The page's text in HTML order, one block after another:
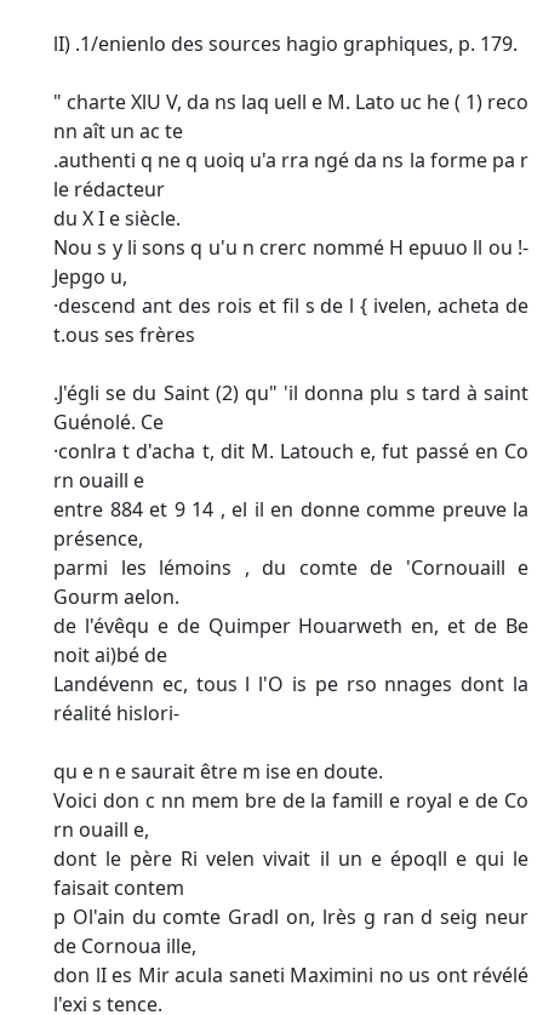
lI) .1/enienlo des sources hagio graphiques, p. 179.
" charte XlU V, da ns laq uell e M. Lato uc he ( 1) reco
nn aît un ac te
.authenti q ne q uoiq u'a rra ngé da ns la forme pa r
le rédacteur
du X I e siècle.
Nou s y li sons q u'u n crerc nommé H epuuo ll ou !-
Jepgo u,
·descend ant des rois et fil s de l { ivelen, acheta de
t.ous ses frères
.J'égli se du Saint (2) qu" 'il donna plu s tard à saint
Guénolé. Ce
·conlra t d'acha t, dit M. Latouch e, fut passé en Co
rn ouaill e
entre 884 et 9 14 , el il en donne comme preuve la
présence,
parmi les lémoins , du comte de 'Cornouaill e
Gourm aelon.
de l'évêqu e de Quimper Houarweth en, et de Be
noit ai)bé de
Landévenn ec, tous l l'O is pe rso nnages dont la
réalité hislori-
qu e n e saurait être m ise en doute.
Voici don c nn mem bre de la famill e royal e de Co
rn ouaill e,
dont le père Ri velen vivait il un e époqll e qui le
faisait contem­
p Ol'ain du comte Gradl on, lrès g ran d seig neur
de Cornoua ille,
don lI es Mir acula saneti Maximini no us ont révélé
l'exi s tence.